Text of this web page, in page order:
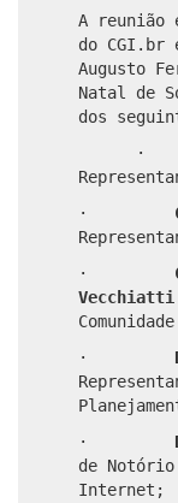
A reunião
do
Augusto
Natal de
dos
·
·
Vecchiatti
·
·
de Notório
Internet;